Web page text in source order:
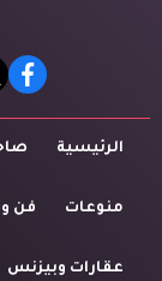
الرئيسية
منوعات فن
عقارات وبيزنس